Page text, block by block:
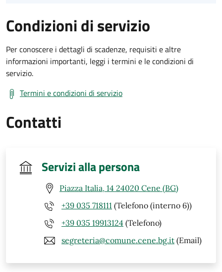
Condizioni di servizio
Per conoscere i dettagli di scadenze, requisiti e altre
informazioni importanti, leggi i termini e le condizioni di
servizio.
Termini e condizioni di servizio
Contatti
Servizi alla persona
Piazza Italia, 14 24020 Cene (BG)
+39 035 718111 (Telefono (interno 6))
+39 035 19913124 (Telefono)
segreteria@comune.cene.bg.it (Email)